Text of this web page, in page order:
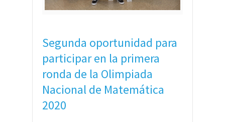
Segunda oportunidad para
participar en la primera
ronda de la Olimpiada
Nacional de Matemática
2020